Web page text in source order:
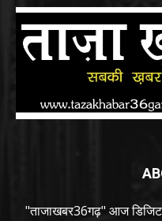
"ताजाखबर36गढ़" आज